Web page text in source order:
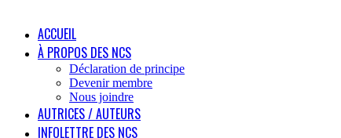
ACCUEIL
À PROPOS DES NCS
Déclaration de principe
Devenir membre
Nous joindre
AUTRICES / AUTEURS
INFOLETTRE DES NCS